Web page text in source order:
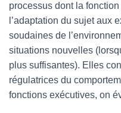
processus dont la
l’adaptation du sujet aux
soudaines de
situations nouvelles
plus suffisantes). Elles
régulatrices du
fonctions exécutives, on